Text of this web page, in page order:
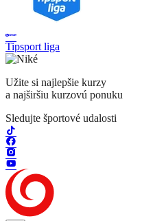
Tipsport liga
Užite si najlepšie kurzy
a najširšiu kurzovú ponuku
Sledujte športové udalosti